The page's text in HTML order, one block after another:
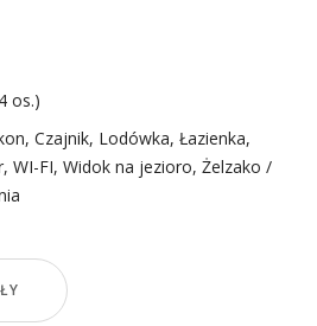
os.)
, Czajnik, Lodówka, Łazienka,
, WI-FI, Widok na jezioro, Żelzako /